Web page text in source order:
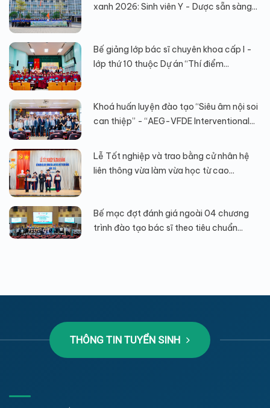
xanh 2026: Sinh viên Y - Dược sẵn sàng...
Bế giảng lớp bác sĩ chuyên khoa cấp I -
lớp thứ 10 thuộc Dự án “Thí điểm...
Khoá huấn luyện đào tạo “Siêu âm nội soi
can thiệp” - “AEG-VFDE Interventional...
Lễ Tốt nghiệp và trao bằng cử nhân hệ
liên thông vừa làm vừa học từ cao...
Bế mạc đợt đánh giá ngoài 04 chương
trình đào tạo bác sĩ theo tiêu chuẩn...
THÔNG TIN TUYỂN SINH